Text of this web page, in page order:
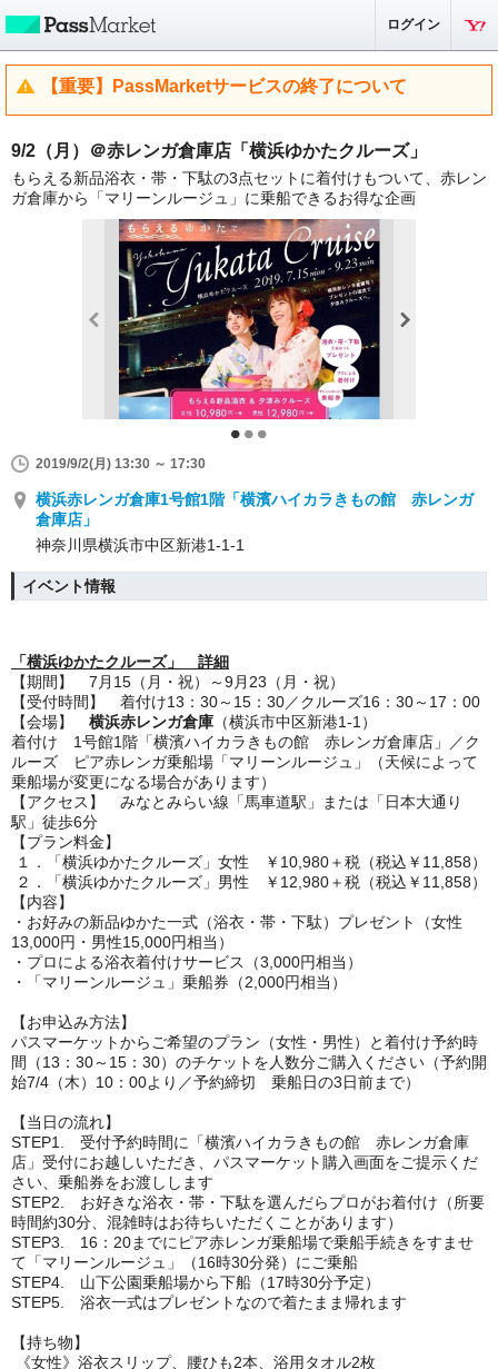
ログイン
【重要】PassMarketサービスの終了について
9/2（月）＠赤レンガ倉庫店「横浜ゆかたクルーズ」
もらえる新品浴衣・帯・下駄の3点セットに着付けもついて、赤レン
ガ倉庫から「マリーンルージュ」に乗船できるお得な企画
2019/9/2(月) 13:30 ～ 17:30
横浜赤レンガ倉庫1号館1階「横濱ハイカラきもの館 赤レンガ
倉庫店」
神奈川県横浜市中区新港1-1-1
イベント情報
「横浜ゆかたクルーズ」 詳細
【期間】 7月15（月・祝）～9月23（月・祝）
【受付時間】 着付け13：30～15：30／クルーズ16：30～17：00
【会場】 横浜赤レンガ倉庫 （横浜市中区新港1-1）
着付け 1号館1階「横濱ハイカラきもの館 赤レンガ倉庫店」／ク
ルーズ ピア赤レンガ乗船場「マリーンルージュ」（天候によって
乗船場が変更になる場合があります）
【アクセス】 みなとみらい線「馬車道駅」または「日本大通り
駅」徒歩6分
【プラン料金】
１．「横浜ゆかたクルーズ」女性 ￥10,980＋税（税込￥11,858）
２．「横浜ゆかたクルーズ」男性 ￥12,980＋税（税込￥11,858）
【内容】
・お好みの新品ゆかた一式（浴衣・帯・下駄）プレゼント（女性
13,000円・男性15,000円相当）
・プロによる浴衣着付けサービス（3,000円相当）
・「マリーンルージュ」乗船券（2,000円相当）
【お申込み方法】
パスマーケットからご希望のプラン（女性・男性）と着付け予約時
間（13：30～15：30）のチケットを人数分ご購入ください（予約開
始7/4（木）10：00より／予約締切 乗船日の3日前まで）
【当日の流れ】
STEP1. 受付予約時間に「横濱ハイカラきもの館 赤レンガ倉庫
店」受付にお越しいただき、パスマーケット購入画面をご提示くだ
さい、乗船券をお渡しします
STEP2. お好きな浴衣・帯・下駄を選んだらプロがお着付け（所要
時間約30分、混雑時はお待ちいただくことがあります）
STEP3. 16：20までにピア赤レンガ乗船場で乗船手続きをすませ
て「マリーンルージュ」（16時30分発）にご乗船
STEP4. 山下公園乗船場から下船（17時30分予定）
STEP5. 浴衣一式はプレゼントなので着たまま帰れます
【持ち物】
《女性》浴衣スリップ、腰ひも2本、浴用タオル2枚